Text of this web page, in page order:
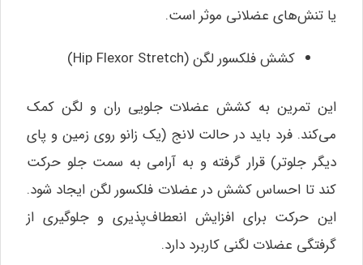
یا تنش‌های عضلانی موثر است.
کشش فلکسور لگن (Hip Flexor Stretch)
این تمرین به کشش عضلات جلویی ران و لگن کمک
می‌کند. فرد باید در حالت لانج (یک زانو روی زمین و پای
دیگر جلوتر) قرار گرفته و به آرامی به سمت جلو حرکت
کند تا احساس کشش در عضلات فلکسور لگن ایجاد شود.
این حرکت برای افزایش انعطاف‌پذیری و جلوگیری از
گرفتگی عضلات لگنی کاربرد دارد.